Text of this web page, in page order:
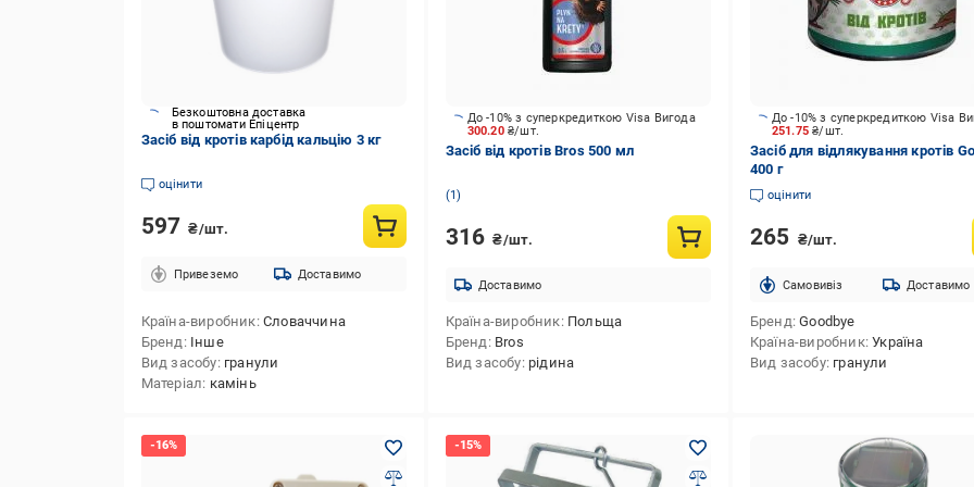
Безкоштовна доставка
в поштомати Епіцентр
Засіб від кротів карбід кальцію 3 кг
оцінити
597 ₴/шт.
Привеземо Доставимо
Країна-виробник Словаччина
Бренд Інше
Вид засобу гранули
Матеріал камінь
300.20₴/шт.
До -10% з суперкредиткою Visa Вигода
Засіб від кротів Bros 500 мл
1
316 ₴/шт.
Доставимо
Країна-виробник Польща
Бренд Bros
Вид засобу рідина
251.75₴/шт.
До -10% з суперкредиткою Visa
Засіб для відлякування кротів
400 г
оцінити
265 ₴/шт.
Cамовивіз Доставимо
Бренд Goodbye
Країна-виробник Україна
Вид засобу гранули